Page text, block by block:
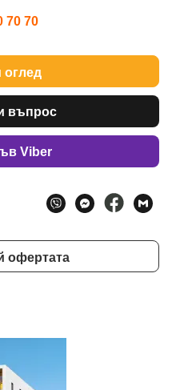
ОБОРОТ – СРЕБЪРЕН
ОБОРОТ – БРОНЗОВ
ОБОРОТ – СРЕБЪРЕН
ОБОРОТ – БРОНЗОВ
ОБОРОТ – БРОНЗОВ
ОБОРОТ - ПЛАТИНЕН
ОБОРОТ – ПЛАТИНЕН
ОБОРОТ - ПЛАТИНЕН
ОБОРОТ – СРЕБЪРЕН
ОБОРОТ – БРОНЗОВ
70 70
оглед
въпрос
Viber
офертата